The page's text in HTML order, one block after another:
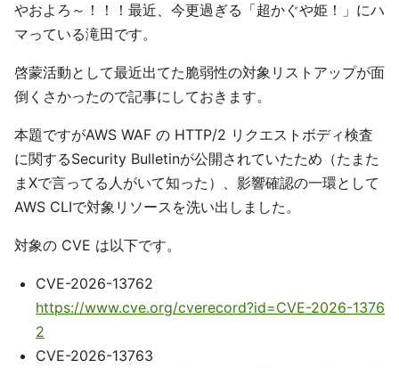
やおよろ～！！！最近、今更過ぎる「超かぐや姫！」にハ
マっている滝田です。
啓蒙活動として最近出てた脆弱性の対象リストアップが面
倒くさかったので記事にしておきます。
本題ですがAWS WAF の HTTP/2 リクエストボディ検査
に関するSecurity Bulletinが公開されていたため（たまた
まXで言ってる人がいて知った）、影響確認の一環として
AWS CLIで対象リソースを洗い出しました。
対象の CVE は以下です。
CVE-2026-13762
https://www.cve.org/cverecord?id=CVE-2026-1376
2
CVE-2026-13763